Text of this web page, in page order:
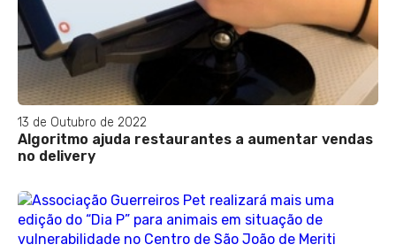
13 de Outubro de 2022
Algoritmo ajuda restaurantes a aumentar vendas
no delivery